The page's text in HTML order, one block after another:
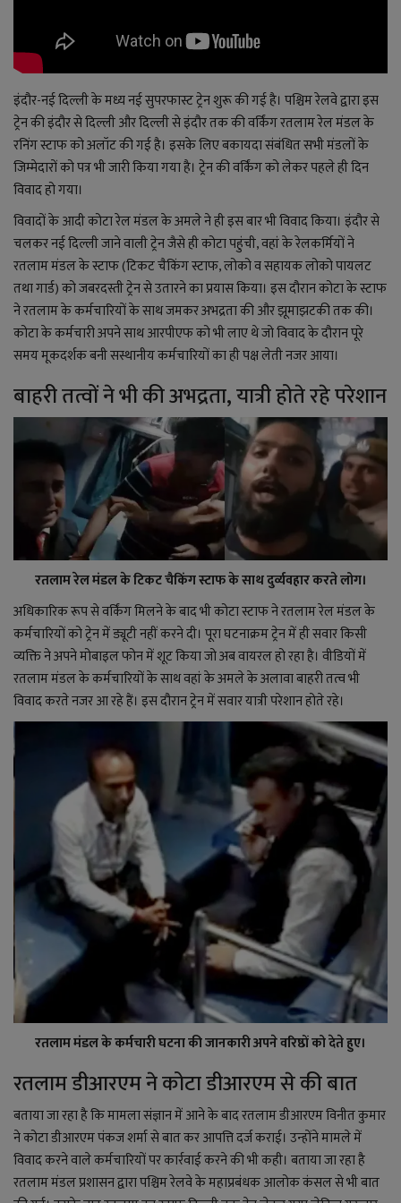
इंदौर-नई दिल्ली के मध्य नई सुपरफास्ट ट्रेन शुरू की गई है। पश्चिम रेलवे द्वारा इस
ट्रेन की इंदौर से दिल्ली और दिल्ली से इंदौर तक की वर्किंग रतलाम रेल मंडल के
रनिंग स्टाफ को अलॉट की गई है। इसके लिए बकायदा संबंधित सभी मंडलों के
जिम्मेदारों को पत्र भी जारी किया गया है। ट्रेन की वर्किंग को लेकर पहले ही दिन
विवाद हो गया।
विवादों के आदी कोटा रेल मंडल के अमले ने ही इस बार भी विवाद किया। इंदौर से
चलकर नई दिल्ली जाने वाली ट्रेन जैसे ही कोटा पहुंची, वहां के रेलकर्मियों ने
रतलाम मंडल के स्टाफ (टिकट चैकिंग स्टाफ, लोको व सहायक लोको पायलट
तथा गार्ड) को जबरदस्ती ट्रेन से उतारने का प्रयास किया। इस दौरान कोटा के स्टाफ
ने रतलाम के कर्मचारियों के साथ जमकर अभद्रता की और झूमाझटकी तक की।
कोटा के कर्मचारी अपने साथ आरपीएफ को भी लाए थे जो विवाद के दौरान पूरे
समय मूकदर्शक बनी सस्थानीय कर्मचारियों का ही पक्ष लेती नजर आया।
बाहरी तत्वों ने भी की अभद्रता, यात्री होते रहे परेशान
रतलाम रेल मंडल के टिकट चैकिंग स्टाफ के साथ दुर्व्यवहार करते लोग।
अधिकारिक रूप से वर्किंग मिलने के बाद भी कोटा स्टाफ ने रतलाम रेल मंडल के
कर्मचारियों को ट्रेन में ड्यूटी नहीं करने दी। पूरा घटनाक्रम ट्रेन में ही सवार किसी
व्यक्ति ने अपने मोबाइल फोन में शूट किया जो अब वायरल हो रहा है। वीडियों में
रतलाम मंडल के कर्मचारियों के साथ वहां के अमले के अलावा बाहरी तत्व भी
विवाद करते नजर आ रहे हैं। इस दौरान ट्रेन में सवार यात्री परेशान होते रहे।
रतलाम मंडल के कर्मचारी घटना की जानकारी अपने वरिष्ठों को देते हुए।
रतलाम डीआरएम ने कोटा डीआरएम से की बात
बताया जा रहा है कि मामला संज्ञान में आने के बाद रतलाम डीआरएम विनीत कुमार
ने कोटा डीआरएम पंकज शर्मा से बात कर आपत्ति दर्ज कराई। उन्होंने मामले में
विवाद करने वाले कर्मचारियों पर कार्रवाई करने की भी कही। बताया जा रहा है
रतलाम मंडल प्रशासन द्वारा पश्चिम रेलवे के महाप्रबंधक आलोक कंसल से भी बात